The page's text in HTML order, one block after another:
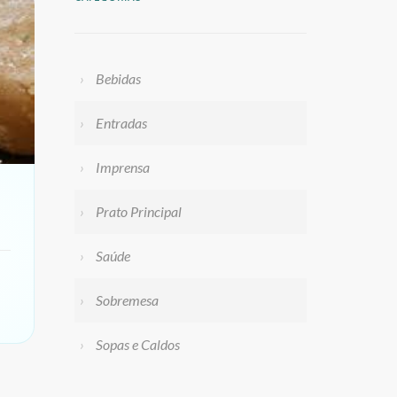
Bebidas
Entradas
Imprensa
Prato Principal
Saúde
Sobremesa
Sopas e Caldos